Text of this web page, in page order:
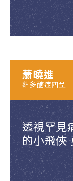
透視罕見
的小飛俠
蕭曉進
黏多醣症四型